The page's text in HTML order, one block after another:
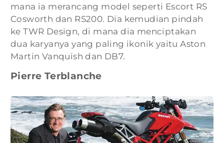
mana ia merancang model seperti Escort RS
Cosworth dan RS200. Dia kemudian pindah
ke TWR Design, di mana dia menciptakan
dua karyanya yang paling ikonik yaitu Aston
Martin Vanquish dan DB7.
Pierre Terblanche